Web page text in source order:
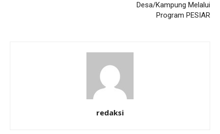
Desa/Kampung Melalui
Program PESIAR
redaksi